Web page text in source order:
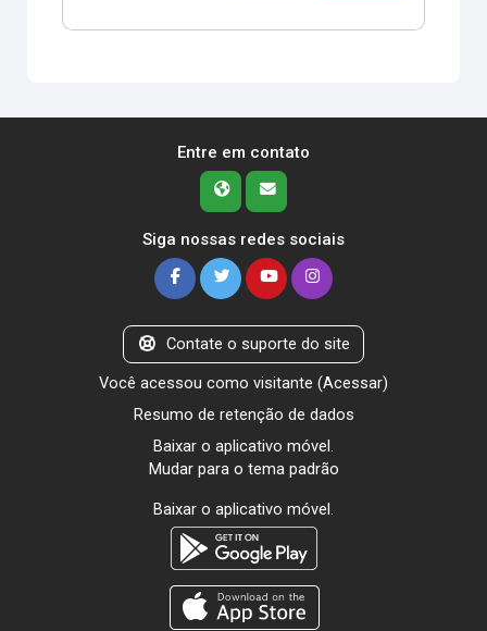
Entre em contato
Siga nossas redes sociais
Contate o suporte do site
Você acessou como visitante (Acessar)
Resumo de retenção de dados
Baixar o aplicativo móvel.
Mudar para o tema padrão
Baixar o aplicativo móvel.